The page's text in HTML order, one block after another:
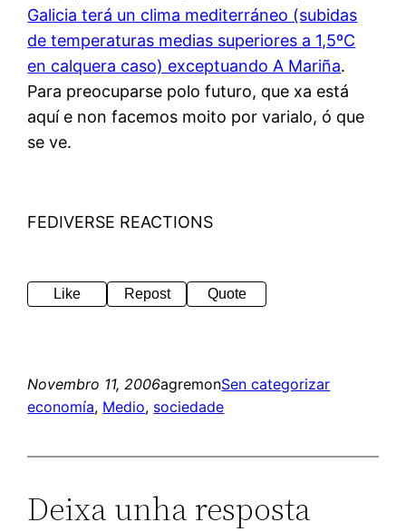
Galicia terá un clima mediterráneo (subidas
de temperaturas medias superiores a 1,5ºC
en calquera caso) exceptuando A Mariña.
Para preocuparse polo futuro, que xa está
aquí e non facemos moito por varialo, ó que
se ve.
FEDIVERSE REACTIONS
Like Repost Quote
Novembro 11, 2006agremonSen categorizar
economía, Medio, sociedade
Deixa unha resposta